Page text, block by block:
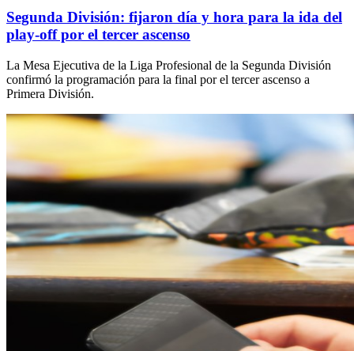
Segunda División: fijaron día y hora para la ida del
play-off por el tercer ascenso
La Mesa Ejecutiva de la Liga Profesional de la Segunda División
confirmó la programación para la final por el tercer ascenso a
Primera División.